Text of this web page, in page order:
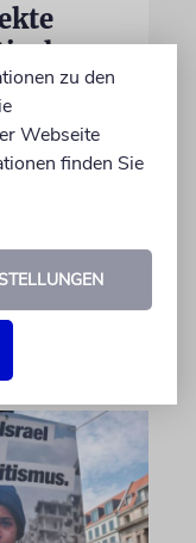
Kapitän
politisch
sitzt der
zu den
Webseite
finden Sie